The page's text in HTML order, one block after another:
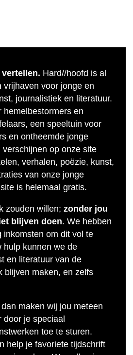
Hard//hoofd is al
vrijhaven voor jonge en
journalistiek en literatuur.
hemelbestormers en
een speeltuin voor
en ontheemde jonge
op onze site
verhalen, poëzie, kunst,
van onze jonge
is helemaal gratis.
zouden willen; zonder jou
blijven doen. We hebben
inkomsten om dit vol te
hulp kunnen we de
en literatuur van de
blijven maken, en zelfs
maken wij jou meteen
door je speciaal
toe te sturen.
help je favoriete tijdschrift